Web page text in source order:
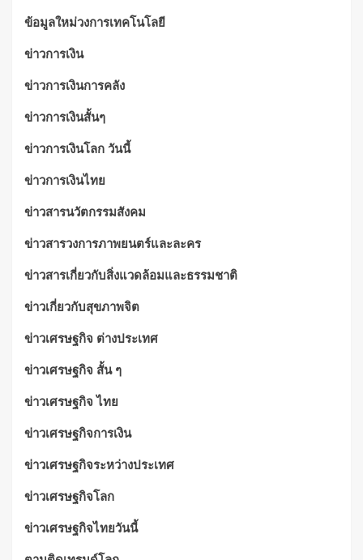
ข้อมูลใหม่วงการเทคโนโลยี
ข่าวการเงิน
ข่าวการเงินการคลัง
ข่าวการเงินสั้นๆ
ข่าวการเงินโลก วันนี้
ข่าวการเงินไทย
ข่าวสารนวัตกรรมสังคม
ข่าวสารวงการภาพยนตร์และละคร
ข่าวสารเกี่ยวกับสิ่งแวดล้อมและธรรมชาติ
ข่าวเกี่ยวกับสุขภาพจิต
ข่าวเศรษฐกิจ ต่างประเทศ
ข่าวเศรษฐกิจ สั้น ๆ
ข่าวเศรษฐกิจ ไทย
ข่าวเศรษฐกิจการเงิน
ข่าวเศรษฐกิจระหว่างประเทศ
ข่าวเศรษฐกิจโลก
ข่าวเศรษฐกิจไทยวันนี้